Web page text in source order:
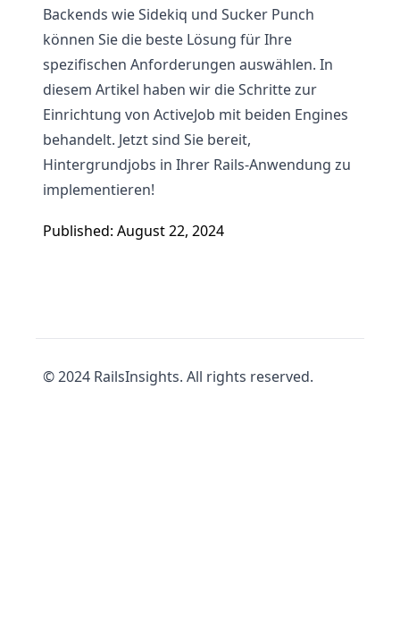
Backends wie Sidekiq und Sucker Punch
können Sie die beste Lösung für Ihre
spezifischen Anforderungen auswählen. In
diesem Artikel haben wir die Schritte zur
Einrichtung von ActiveJob mit beiden Engines
behandelt. Jetzt sind Sie bereit,
Hintergrundjobs in Ihrer Rails-Anwendung zu
implementieren!
Published: August 22, 2024
© 2024 RailsInsights. All rights reserved.